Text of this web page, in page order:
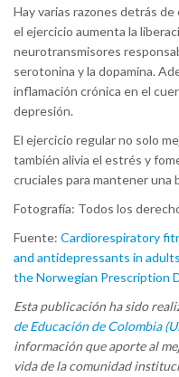
Hay varias razones detrás
el ejercicio aumenta la
neurotransmisores
serotonina y la dopamina.
inflamación crónica en el
depresión.
El ejercicio regular no solo
también alivia el estrés y
cruciales para mantener una
Fotografía: Todos los
Fuente: Cardiorespiratory
and antidepressants in
the Norwegian Prescription
Esta publicación ha sido
de Educación de Colombia
información que aporte al
vida de la comunidad